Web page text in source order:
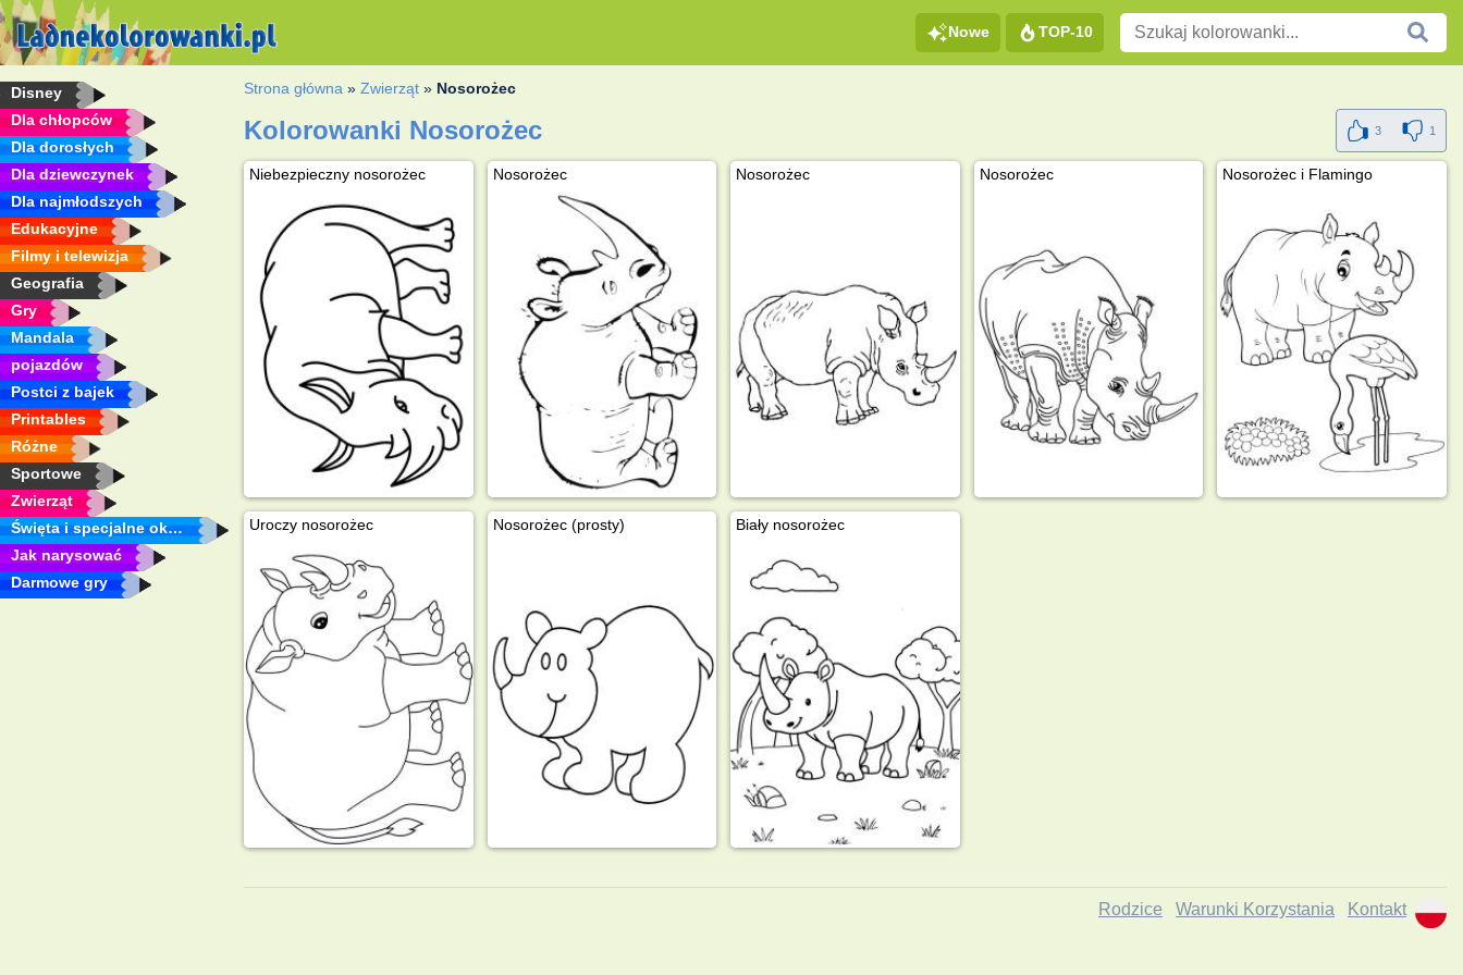
Nowe TOP-10
Disney
Dla chłopców
Dla dorosłych
Dla dziewczynek
Dla najmłodszych
Edukacyjne
Filmy i telewizja
Geografia
Gry
Mandala
pojazdów
Postci z bajek
Printables
Różne
Sportowe
Zwierząt
Święta i specjalne okazje
Jak narysować
Darmowe gry
Strona główna »Zwierząt » Nosorożec
Kolorowanki Nosorożec 3 1
Niebezpieczny nosorożec Nosorożec Nosorożec Nosorożec Nosorożec i Flamingo
Uroczy nosorożec Nosorożec (prosty) Biały nosorożec
Rodzice Warunki Korzystania Kontakt